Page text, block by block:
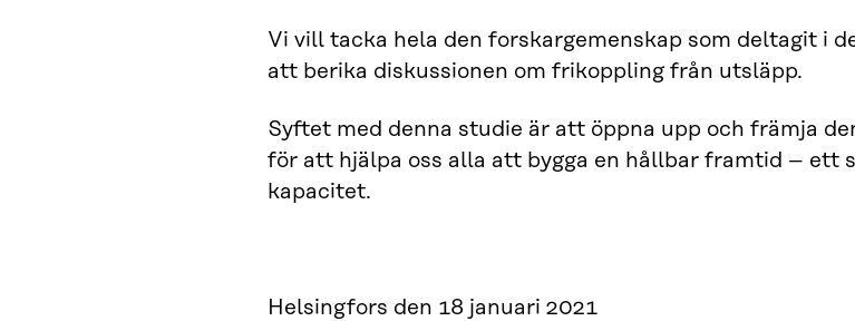
Vi vill tacka hela den forskargemenskap som deltagit i
att berika diskussionen om frikoppling från utsläpp.
Syftet med denna studie är att öppna upp och främja
för att hjälpa oss alla att bygga en hållbar framtid – ett
kapacitet.
Helsingfors den 18 januari 2021